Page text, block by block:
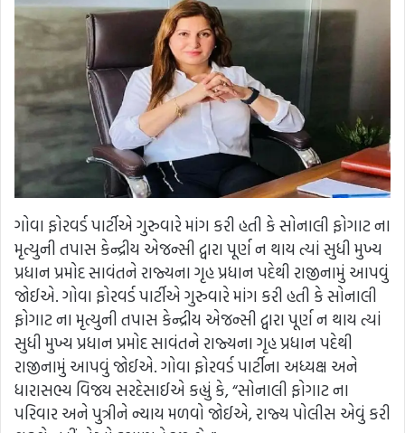
ગોવા ફોરવર્ડ પાર્ટીએ ગુરુવારે માંગ કરી હતી કે સોનાલી ફોગાટ ના
મૃત્યુની તપાસ કેન્દ્રીય એજન્સી દ્વારા પૂર્ણ ન થાય ત્યાં સુધી મુખ્ય
પ્રધાન પ્રમોદ સાવંતને રાજ્યના ગૃહ પ્રધાન પદેથી રાજીનામું આપવું
જોઈએ. ગોવા ફોરવર્ડ પાર્ટીએ ગુરુવારે માંગ કરી હતી કે સોનાલી
ફોગાટ ના મૃત્યુની તપાસ કેન્દ્રીય એજન્સી દ્વારા પૂર્ણ ન થાય ત્યાં
સુધી મુખ્ય પ્રધાન પ્રમોદ સાવંતને રાજ્યના ગૃહ પ્રધાન પદેથી
રાજીનામું આપવું જોઈએ. ગોવા ફોરવર્ડ પાર્ટીના અધ્યક્ષ અને
ધારાસભ્ય વિજય સરદેસાઈએ કહ્યું કે, “સોનાલી ફોગાટ ના
પરિવાર અને પુત્રીને ન્યાય મળવો જોઈએ, રાજ્ય પોલીસ એવું કરી